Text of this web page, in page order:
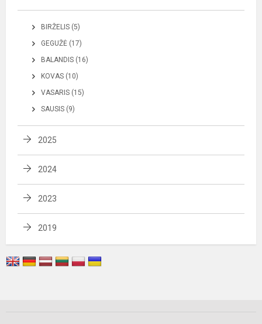
BIRŽELIS (5)
GEGUŽĖ (17)
BALANDIS (16)
KOVAS (10)
VASARIS (15)
SAUSIS (9)
2025
2024
2023
2019